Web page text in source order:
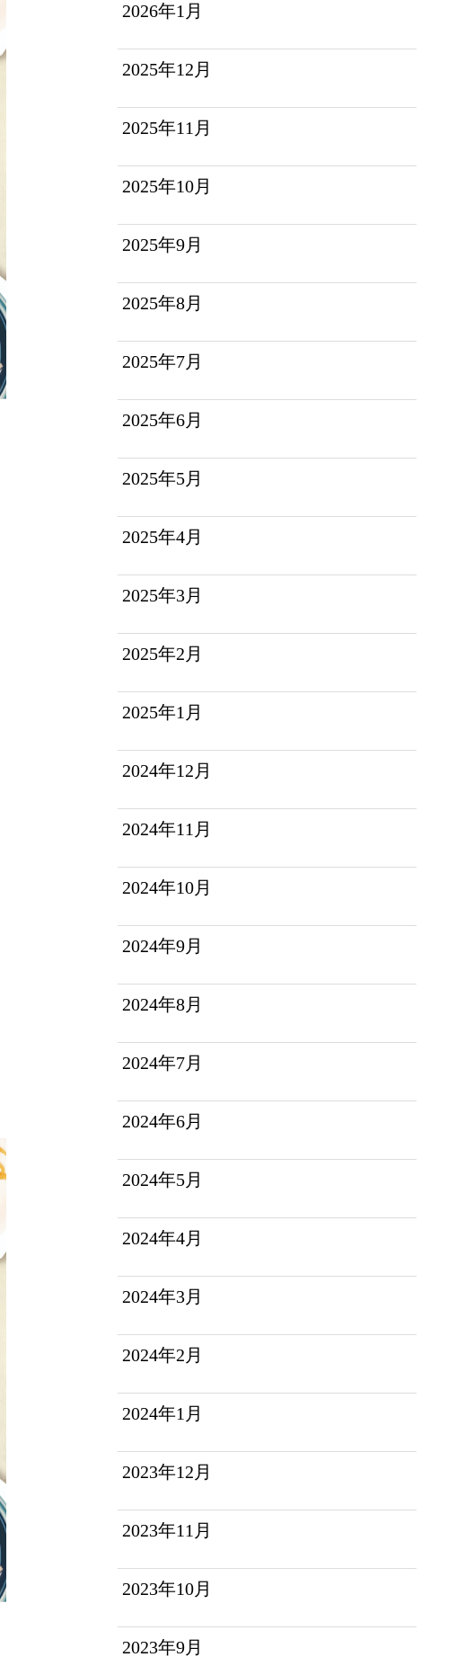
2026年1月
2025年12月
2025年11月
2025年10月
2025年9月
2025年8月
2025年7月
2025年6月
2025年5月
2025年4月
2025年3月
2025年2月
2025年1月
2024年12月
2024年11月
2024年10月
2024年9月
2024年8月
2024年7月
2024年6月
2024年5月
2024年4月
2024年3月
2024年2月
2024年1月
2023年12月
2023年11月
2023年10月
2023年9月